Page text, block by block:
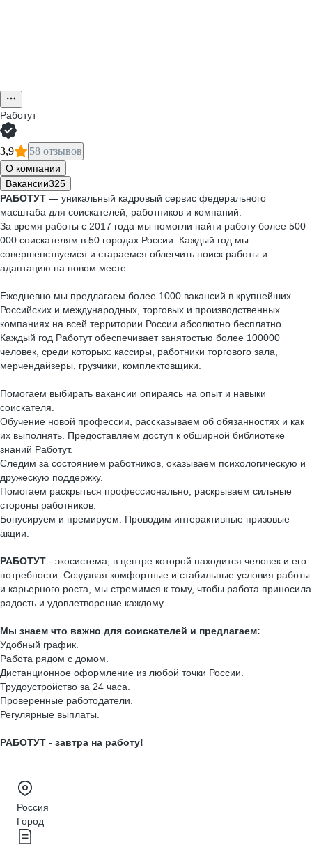
Работут
3,9 58 отзывов
О компании
Вакансии325
РАБОТУТ — уникальный кадровый сервис федерального
масштаба для соискателей, работников и компаний.
За время работы с 2017 года мы помогли найти работу более 500
000 соискателям в 50 городах России. Каждый год мы
совершенствуемся и стараемся облегчить поиск работы и
адаптацию на новом месте.
Ежедневно мы предлагаем более 1000 вакансий в крупнейших
Российских и международных, торговых и производственных
компаниях на всей территории России абсолютно бесплатно.
Каждый год Работут обеспечивает занятостью более 100000
человек, среди которых: кассиры, работники торгового зала,
мерчендайзеры, грузчики, комплектовщики.
Помогаем выбирать вакансии опираясь на опыт и навыки
соискателя.
Обучение новой профессии, рассказываем об обязанностях и как
их выполнять. Предоставляем доступ к обширной библиотеке
знаний Работут.
Следим за состоянием работников, оказываем психологическую и
дружескую поддержку.
Помогаем раскрыться профессионально, раскрываем сильные
стороны работников.
Бонусируем и премируем. Проводим интерактивные призовые
акции.
РАБОТУТ - экосистема, в центре которой находится человек и его
потребности. Создавая комфортные и стабильные условия работы
и карьерного роста, мы стремимся к тому, чтобы работа приносила
радость и удовлетворение каждому.
Мы знаем что важно для соискателей и предлагаем:
Удобный график.
Работа рядом с домом.
Дистанционное оформление из любой точки России.
Трудоустройство за 24 часа.
Проверенные работодатели.
Регулярные выплаты.
РАБОТУТ - завтра на работу!
Россия
Город